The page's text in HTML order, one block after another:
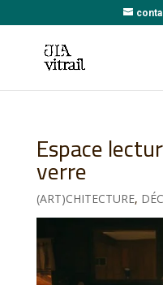
Espace
verre
(ART)CHITECTURE,